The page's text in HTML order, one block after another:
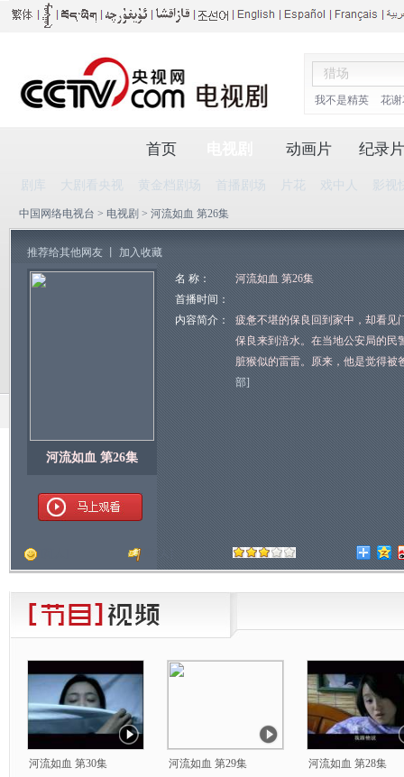
我不是精英 花
首页
剧库 大剧看央视 黄金档剧场 首播剧场 片花 戏中人 影视
动画片 纪录片
中国网络电视台 > 电视剧 > 河流如血 第26集
推荐给其他网友 加入收藏
河流如血 第26集
名 称：
河流如血 第26集
首播时间：
内容简介：
疲惫不堪的保良回到家中，却看见
保良来到涪水。在当地公安局的民
脏猴似的雷雷。原来，他是觉得被
部]
河流如血 第30集 河流如血 第29集 河流如血 第28集